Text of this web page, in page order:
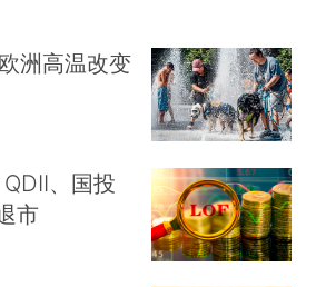
洲高温改变
、国投
市